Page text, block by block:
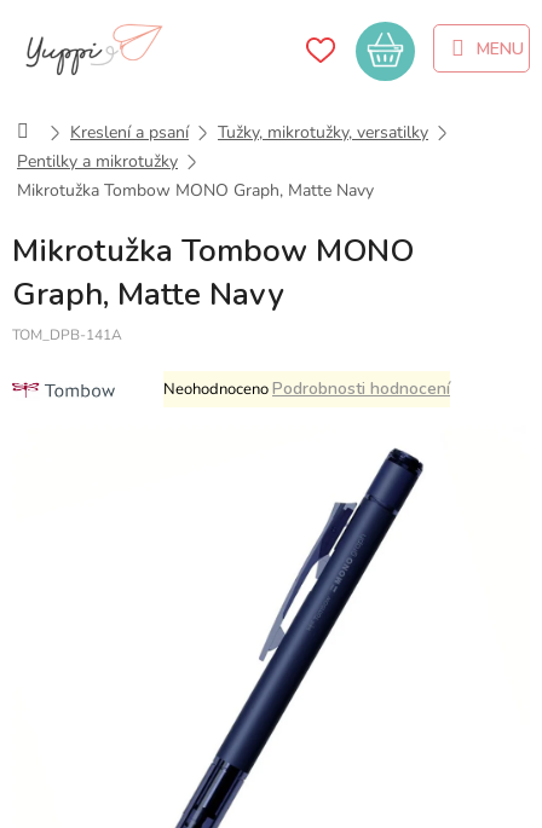
obsah
Nákupní
košík
DomůKreslení a psaní
Tužky, mikrotužky, versatilky
Pentilky a mikrotužky
Mikrotužka Tombow MONO Graph, Matte Navy
Mikrotužka Tombow MONO
Graph, Matte Navy
TOM_DPB-141A
Průměrné
hodnocení
NeohodnocenoPodrobnosti hodnocení